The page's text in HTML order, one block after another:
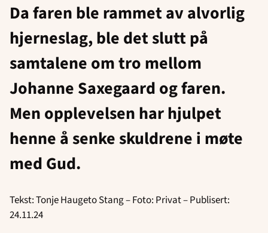
Da faren ble rammet av alvorlig
hjerneslag, ble det slutt på
samtalene om tro mellom
Johanne Saxegaard og faren.
Men opplevelsen har hjulpet
henne å senke skuldrene i møte
med Gud.
Tekst: Tonje Haugeto Stang – Foto: Privat – Publisert:
24.11.24